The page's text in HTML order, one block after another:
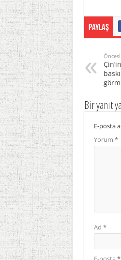
Paylaş
Öncesi
Bir yanıt
E-posta
Yorum *
Ad *